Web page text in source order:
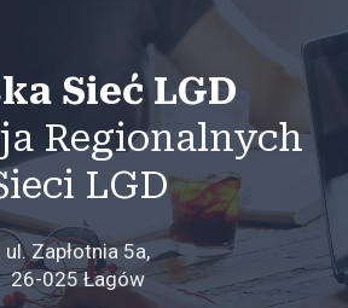
Sieć LGD
Regionalnych
LGD
ul. Zapłotnia 5a,
26-025 Łagów